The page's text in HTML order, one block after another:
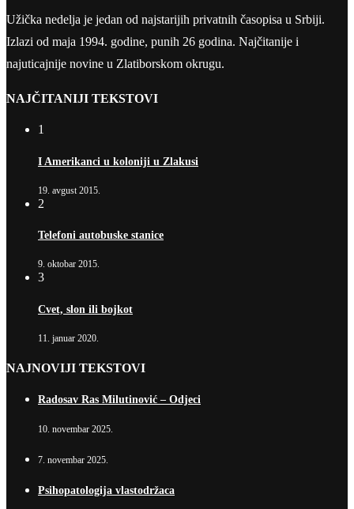
Užička nedelja je jedan od najstarijih privatnih časopisa u Srbiji.
Izlazi od maja 1994. godine, punih 26 godina. Najčitanije i
najuticajnije novine u Zlatiborskom okrugu.
NAJČITANIJI TEKSTOVI
1
I Amerikanci u koloniji u Zlakusi
19. avgust 2015.
2
Telefoni autobuske stanice
9. oktobar 2015.
3
Cvet, slon ili bojkot
11. januar 2020.
NAJNOVIJI TEKSTOVI
Radosav Ras Milutinović – Odjeci
10. novembar 2025.
7. novembar 2025.
Psihopatologija vlastodržaca